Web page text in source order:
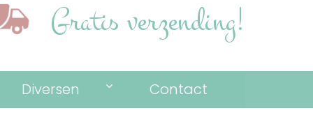
Gratis verzending!
Diversen Contact